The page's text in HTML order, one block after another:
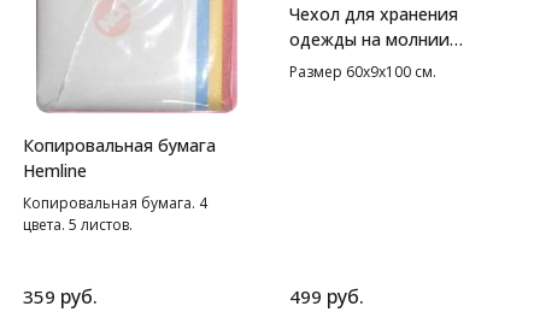
Копировальная бумага
Hemline
Копировальная бумага. 4
цвета. 5 листов.
359 руб.
Чехол для хранения
одежды на молнии
Hemline
Размер 60х9х100 см.
499 руб.